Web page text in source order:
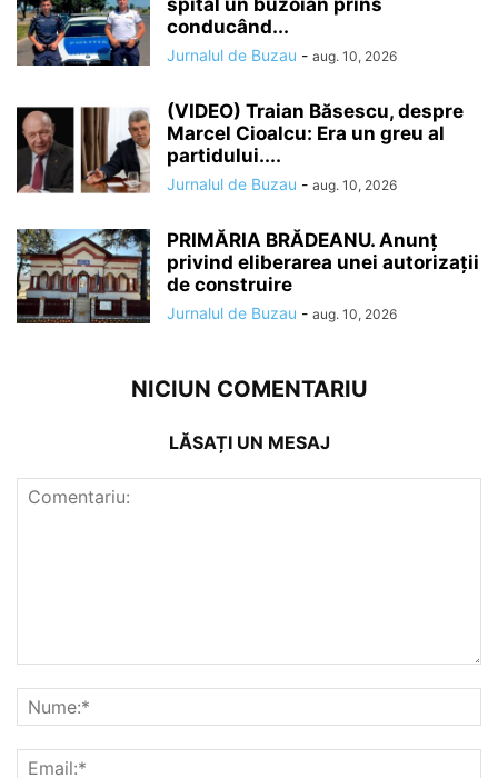
spital un buzoian prins
conducând...
Jurnalul de Buzau - aug. 10, 2026
(VIDEO) Traian Băsescu, despre
Marcel Cioalcu: Era un greu al
partidului....
Jurnalul de Buzau - aug. 10, 2026
PRIMĂRIA BRĂDEANU. Anunț
privind eliberarea unei autorizații
de construire
Jurnalul de Buzau - aug. 10, 2026
NICIUN COMENTARIU
LĂSAȚI UN MESAJ